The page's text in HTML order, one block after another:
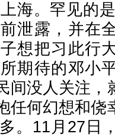
海。罕见的
泄露，并在
想把习此行
期待的邓小
间没人关注，
任何幻想和侥
。11月27日